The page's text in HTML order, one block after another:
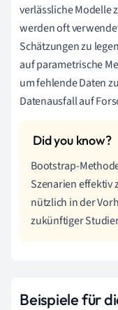
verlässliche Modelle
werden oft
Schätzungen zu
auf parametrische
um fehlende Daten
Datenausfall auf
Bootstrap-
Szenarien effektiv
nützlich in der
zukünftiger
Beispiele für